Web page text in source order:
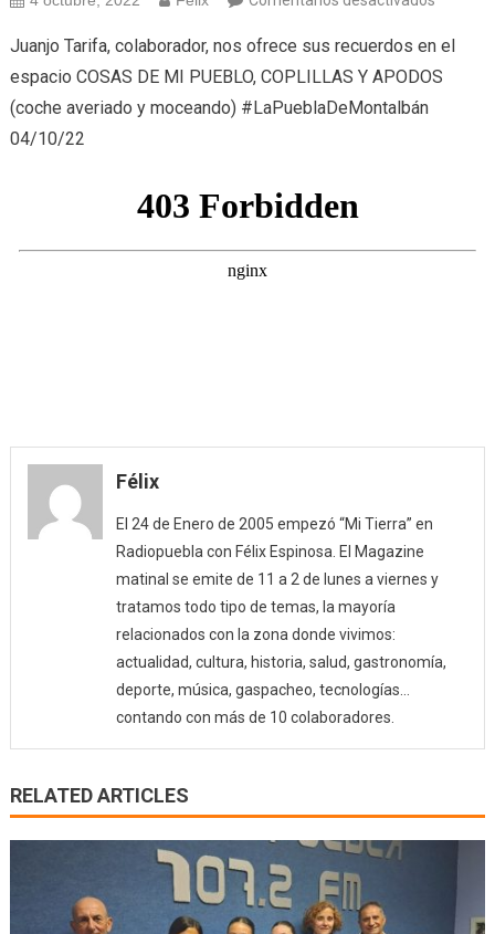
de
mi
Juanjo Tarifa, colaborador, nos ofrece sus recuerdos en el
espacio COSAS DE MI PUEBLO, COPLILLAS Y APODOS
(coche averiado y moceando) #LaPueblaDeMontalbán
04/10/22
Félix
El 24 de Enero de 2005 empezó “Mi Tierra” en
Radiopuebla con Félix Espinosa. El Magazine
matinal se emite de 11 a 2 de lunes a viernes y
tratamos todo tipo de temas, la mayoría
relacionados con la zona donde vivimos:
actualidad, cultura, historia, salud, gastronomía,
deporte, música, gaspacheo, tecnologías…
contando con más de 10 colaboradores.
RELATED ARTICLES